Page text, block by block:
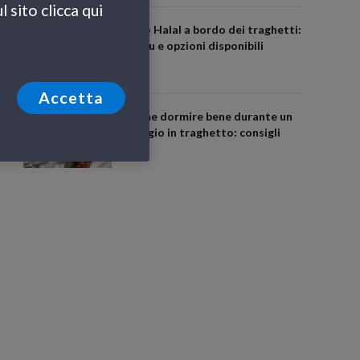
Cibo Halal a bordo dei traghetti:
menu e opzioni disponibili
Come dormire bene durante un
viaggio in traghetto: consigli
sito clicca qui
Accetta